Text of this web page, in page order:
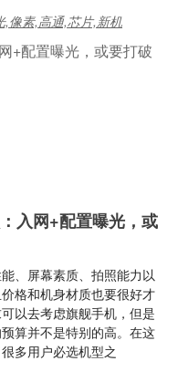
,像素,高通,芯片,新机
入网+配置曝光，或
、屏幕素质、拍照能力以
格和机身材质也要很好才
以去考虑旗舰手机，但是
算并不是特别的高。在这
多用户必选机型之